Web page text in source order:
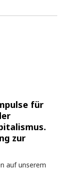
für
zur
auf unserem